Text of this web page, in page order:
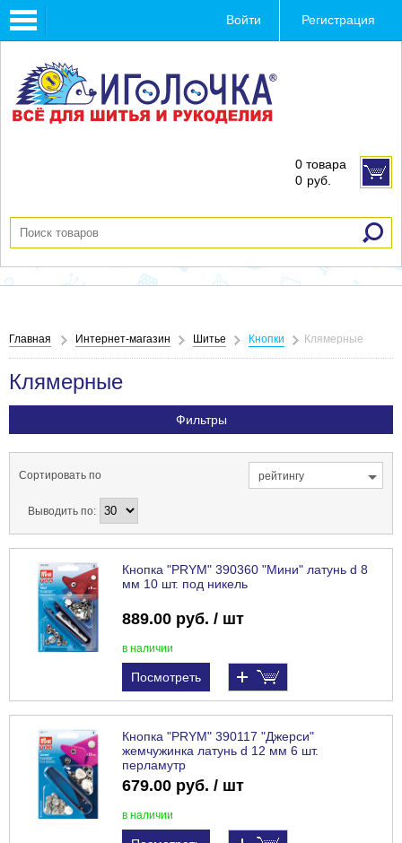
Toggle
navigation
Войти Регистрация
0 товара
0 руб.
Главная Интернет-магазин Шитье Кнопки Клямерные
Клямерные
Фильтры
Сортировать по рейтингу
Выводить по:
Кнопка "PRYM" 390360 "Мини" латунь d 8
мм 10 шт. под никель
889.00 руб. / шт
в наличии
Посмотреть
Кнопка "PRYM" 390117 "Джерси"
жемчужинка латунь d 12 мм 6 шт.
перламутр
679.00 руб. / шт
в наличии